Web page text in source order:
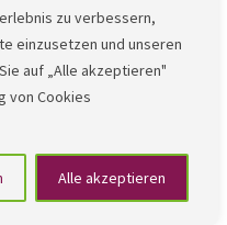
zu verbessern,
einzusetzen und unseren
auf „Alle akzeptieren"
von Cookies
Alle akzeptieren
Unterstützung. Das
der
dazu beitragen,
abzubauen, die oftmals
vorhanden sind. In der
Kindern auch dabei